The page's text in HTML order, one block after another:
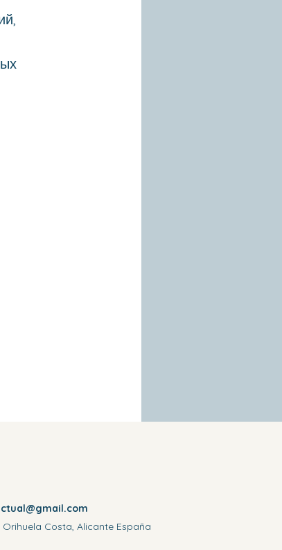
Orihuela Costa, Alicante España